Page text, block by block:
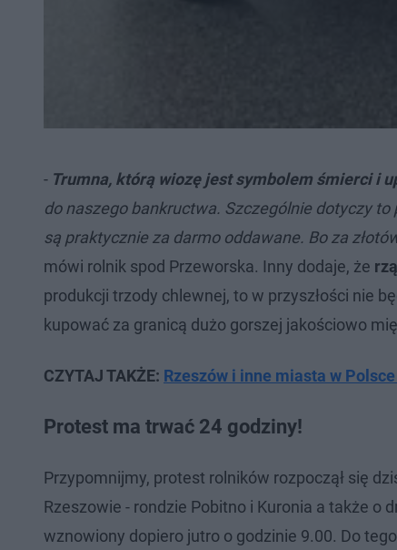
- Trumna, którą wiozę jest symbolem śmierci i
do naszego bankructwa. Szczególnie dotyczy
są praktycznie za darmo oddawane. Bo za
mówi rolnik spod Przeworska. Inny dodaje, że
produkcji trzody chlewnej, to w przyszłości nie
kupować za granicą dużo gorszej jakościowo
CZYTAJ TAKŻE: Rzeszów i inne miasta w
Protest ma trwać 24 godziny!
Przypomnijmy, protest rolników rozpoczął się
Rzeszowie - rondzie Pobitno i Kuronia a także o
wznowiony dopiero jutro o godzinie 9.00. Do